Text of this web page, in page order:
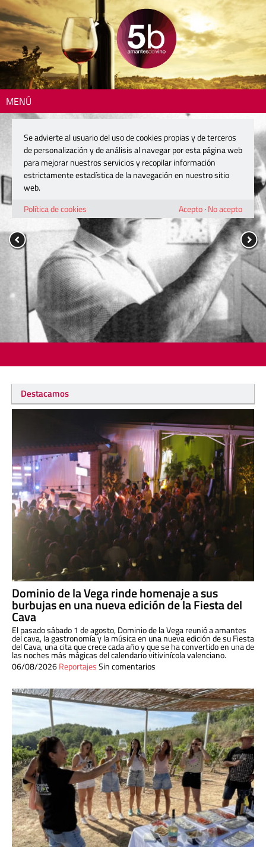
MENÚ
Destacamos
Dominio de la Vega rinde homenaje a sus
burbujas en una nueva edición de la Fiesta del
Cava
El pasado sábado 1 de agosto, Dominio de la Vega reunió a amantes
del cava, la gastronomía y la música en una nueva edición de su Fiesta
del Cava, una cita que crece cada año y que se ha convertido en una de
las noches más mágicas del calendario vitivinícola valenciano.
06/08/2026ReportajesSin comentarios
Se advierte al usuario del uso de cookies propias y de terceros
de personalización y de análisis al navegar por esta página web
para mejorar nuestros servicios y recopilar información
estrictamente estadística de la navegación en nuestro sitio
web.
Política de cookies
Acepto· No acepto